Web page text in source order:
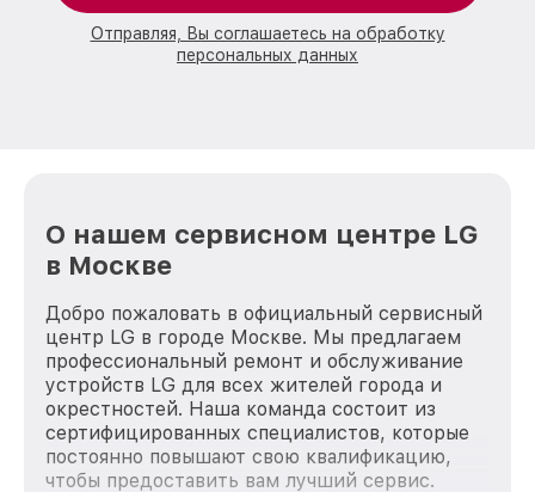
Отправляя, Вы соглашаетесь на обработку
персональных данных
О нашем сервисном центре LG
в Москве
Добро пожаловать в официальный сервисный
центр LG в городе Москве. Мы предлагаем
профессиональный ремонт и обслуживание
устройств LG для всех жителей города и
окрестностей. Наша команда состоит из
сертифицированных специалистов, которые
постоянно повышают свою квалификацию,
чтобы предоставить вам лучший сервис.